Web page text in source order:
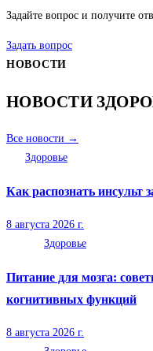
Задайте вопрос и получите
Задать вопрос
НОВОСТИ
НОВОСТИ
Все новости →
Здоровье
Как распознать инсульт
8 августа 2026 г.
Здоровье
Питание для мозга:
когнитивных функций
8 августа 2026 г.